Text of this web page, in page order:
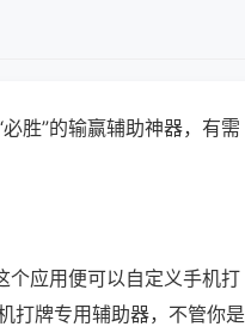
胜”的输赢辅助神器，有需
个应用便可以自定义手机打
打牌专用辅助器，不管你是